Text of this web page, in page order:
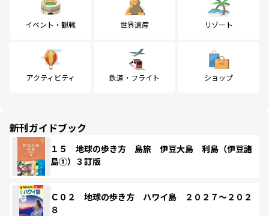
イベント・観戦 世界遺産 リゾート
アクティビティ 鉄道・フライト ショップ
新刊ガイドブック
１５ 地球の歩き方 島旅 伊豆大島 利島（伊豆諸
島①）３訂版
Ｃ０２ 地球の歩き方 ハワイ島 ２０２７～２０２
８